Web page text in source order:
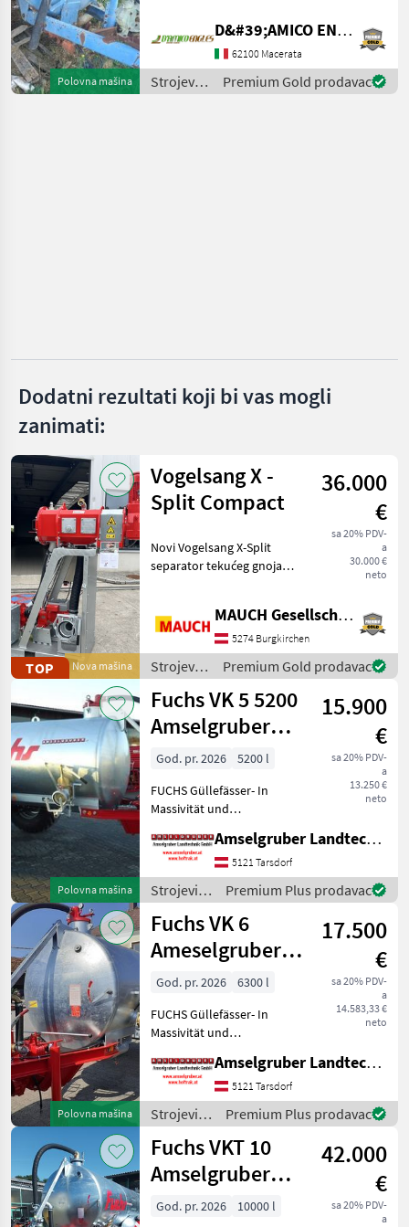
Moro
Vakutec
Ponude
Polovna mašina
D&#39;AMICO ENGLES SRL
62100 Macerata
Strojevi
za
Premium Gold prodavac
Dodatni rezultati koji bi vas mogli
zanimati:
TOP Nova mašina
Vogelsang X -
Split Compact
36.000
€
sa 20% PDV-
a
30.000 €
neto
Novi Vogelsang X-Split
separator tekućeg gnoja
m³/h - Visina ispuštanja 1, 5
m - Težina 875 kg - Separa
MAUCH Gesellschaft m.b.H. & Co.KG
5274 Burgkirchen
Strojevi
za
đubrenje,
gnojenje i
navodnjavanje
/
Premium Gold prodavac
Polovna mašina
Fuchs VK 5 5200
Amselgruber
Edition
15.900
€
sa 20% PDV-
a
13.250 €
neto
God. pr. 2026
5200 l
FUCHS Güllefässer- In
Massivität und
(Stärkste Materialstärken +
Beste Materialen und Beste
Komponenten der
führenden TOP Hersteller!)
Sei
Amselgruber Landtechnik GmbH
5121 Tarsdorf
Strojevi
za
đubrenje,
gnojenje i
navodnjavanje
/ Fuchs
Premium Plus prodavac
Polovna mašina
Fuchs VK 6
Ameselgruber
Edition
17.500
€
sa 20% PDV-
a
14.583,33 €
neto
God. pr. 2026
6300 l
FUCHS Güllefässer- In
Massivität und
(Stärkste Materialstärken +
Beste Materialen und Beste
Komponenten der
führenden TOP Hersteller!)
Sei
Amselgruber Landtechnik GmbH
5121 Tarsdorf
Strojevi
za
đubrenje,
gnojenje i
navodnjavanje
/ Fuchs
Premium Plus prodavac
Fuchs VKT 10
Amselgruber
EDITION
42.000
€
sa 20% PDV-
a
God. pr. 2026
10000 l